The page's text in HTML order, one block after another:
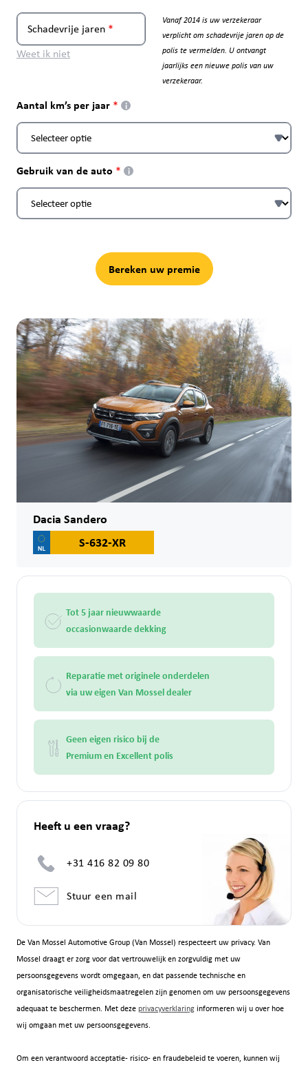
Schadevrije jaren
Weet ik niet
Vanaf 2014 is uw verzekeraar
verplicht om schadevrije jaren op de
polis te vermelden. U ontvangt
jaarlijks een nieuwe polis van uw
verzekeraar.
Aantal km’s per jaar i
Gebruik van de auto i
Bereken uw premie
De Van Mossel Automotive Group (Van Mossel) respecteert uw privacy. Van
Mossel draagt er zorg voor dat vertrouwelijk en zorgvuldig met uw
persoonsgegevens wordt omgegaan, en dat passende technische en
organisatorische veiligheidsmaatregelen zijn genomen om uw persoonsgegevens
adequaat te beschermen. Met deze privacyverklaringinformeren wij u over hoe
wij omgaan met uw persoonsgegevens.
Om een verantwoord acceptatie- risico- en fraudebeleid te voeren, kunnen wij
Dacia Sandero
S-632-XR
Tot 5 jaar nieuwwaarde
occasionwaarde dekking
Reparatie met originele onderdelen
via uw eigen Van Mossel dealer
Geen eigen risico bij de
Premium en Excellent polis
Heeft u een vraag?
+31 416 82 09 80
Stuur een mail